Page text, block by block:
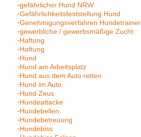
gefährlicher Hund NRW
Gefährlichkeitsfeststellung Hund
Genehmigungsverfahren Hundetrainer
gewerbliche / gewerbsmäßige Zucht
Haftung
Haftung
Hund
Hund am Arbeitsplatz
Hund aus dem Auto retten
Hund im Auto
Hund Zeus
Hundeattacke
Hundebellen
Hundebetreuung
Hundebiss